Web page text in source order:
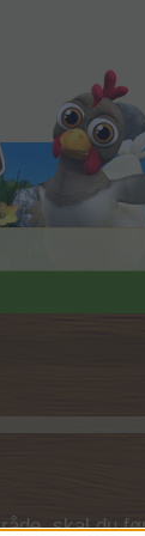
skal du